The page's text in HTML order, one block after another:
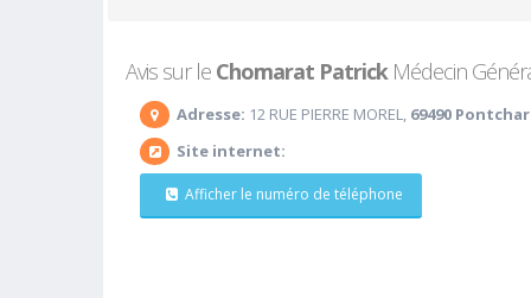
Avis sur le Chomarat PatrickMédecin
Adresse: 12 RUE PIERRE MOREL, 69490
Site internet:
Afficher le numéro de téléphone